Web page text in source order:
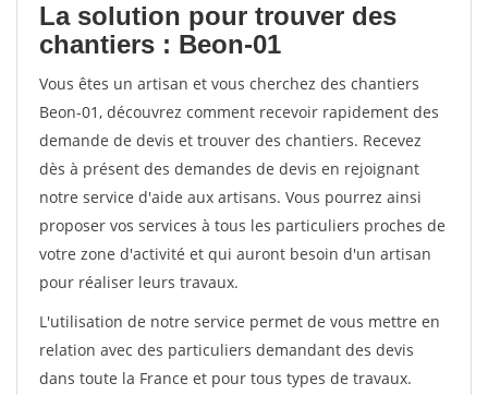
La solution pour trouver des
chantiers : Beon-01
Vous êtes un artisan et vous cherchez des chantiers
Beon-01, découvrez comment recevoir rapidement des
demande de devis et trouver des chantiers. Recevez
dès à présent des demandes de devis en rejoignant
notre service d'aide aux artisans. Vous pourrez ainsi
proposer vos services à tous les particuliers proches de
votre zone d'activité et qui auront besoin d'un artisan
pour réaliser leurs travaux.
L'utilisation de notre service permet de vous mettre en
relation avec des particuliers demandant des devis
dans toute la France et pour tous types de travaux.